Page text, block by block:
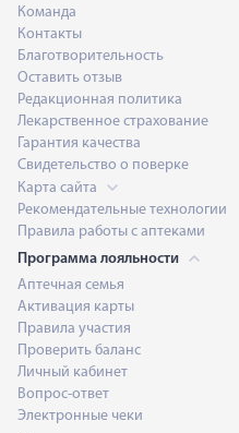
Команда
Контакты
Благотворительность
Оставить отзыв
Редакционная политика
Лекарственное страхование
Гарантия качества
Свидетельство о поверке
Карта сайта
Рекомендательные технологии
Правила работы с аптеками
Программа лояльности
Аптечная семья
Активация карты
Правила участия
Проверить баланс
Личный кабинет
Вопрос-ответ
Электронные чеки